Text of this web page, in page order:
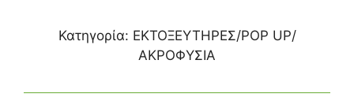
Κατηγορία: ΕΚΤΟΞΕΥΤΗΡΕΣ/POP UP/
ΑΚΡΟΦΥΣΙΑ